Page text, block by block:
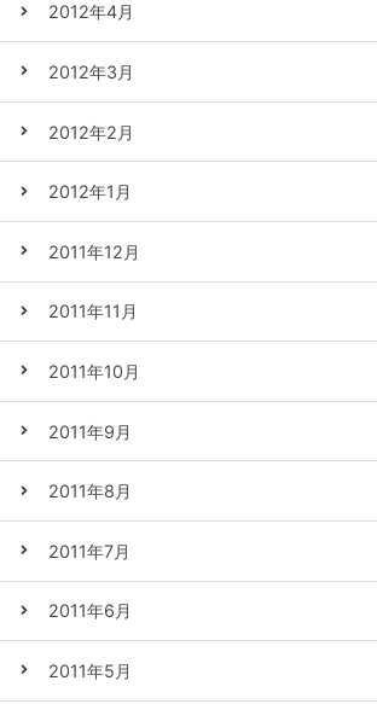
2012年4月
2012年3月
2012年2月
2012年1月
2011年12月
2011年11月
2011年10月
2011年9月
2011年8月
2011年7月
2011年6月
2011年5月